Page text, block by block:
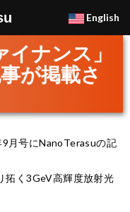
ナンス」
が掲載さ
月号にNanoTerasuの記
拓く3GeV高輝度放射光
English